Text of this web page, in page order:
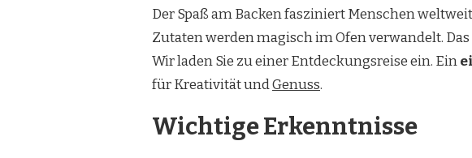
Der Spaß am Backen fasziniert Menschen
Zutaten werden magisch im Ofen verwandelt.
Wir laden Sie zu einer Entdeckungsreise ein. Ein
für Kreativität undGenuss.
Wichtige Erkenntnisse